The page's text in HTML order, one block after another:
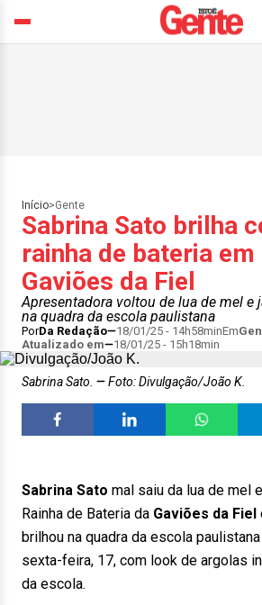
Início>Gente
Sabrina Sato brilha
rainha de bateria em
Gaviões da Fiel
Apresentadora voltou de lua de mel e
na quadra da escola paulistana
PorDa Redação 18/01/25 - 14h58minEm
Atualizado em
18/01/25 - 15h18min
Sabrina Sato. Foto: Divulgação/João K.
Sabrina Sato mal saiu da lua de mel
Rainha de Bateria da Gaviões da Fiel
brilhou na quadra da escola
sexta-feira, 17, com look de argolas
da escola.